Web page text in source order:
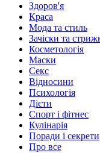
Здоров'я
Краса
Мода та стиль
Зачіски та
Косметологія
Маски
Секс
Відносини
Психологія
Дієти
Спорт і фітнес
Кулінарія
Поради і секрети
Про все